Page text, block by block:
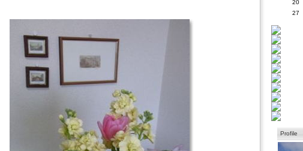
20
27
Profile